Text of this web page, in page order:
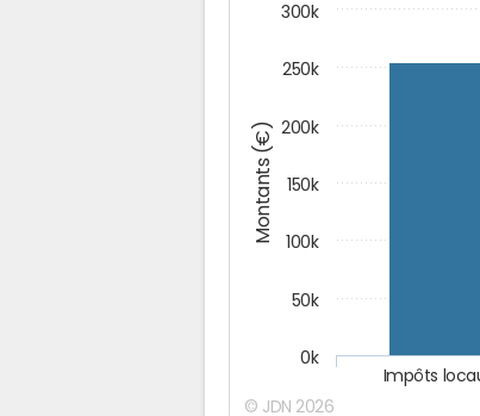
Montants (€)
Impôts
0k
50k
100k
150k
200k
250k
300k
© JDN 2026